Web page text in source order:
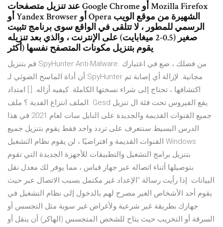
عند تنزيل متصفحات Google Chrome أو Mozilla Firefox
أو Yandex Browser أو Opera الشهيرة من موقع الويب
الرسمي للمطور ، لا تتلقى في الواقع سوى برنامج تثبيت
صغير (0.5-2 ميغابايت) على الإنترنت ، والذي بعد تنزيله
يقوم بتنزيل مكونات المتصفح نفسها (أكثر
قم بتنزيل SpyHunter Anti-Malware. من فضلك ، ضع في اعتبارك
أن أداة الماسح الضوئي لـ SpyHunter مجانية. لإزالة أي إصابة تم
اكتشافها ، تحتاج إلى شراء نسختها الكاملة. كيفيه أزاله. [ ] امتداد
الملف انتزاع الفدية ؟ ملف. Gesd يقع الفيروس تحت فئة ال تنزيل
جميع القنوات القديمة والجديدة على النايل سات لعام 2021 في هذا
الدرس البسيط سنتعرف على تردد واحد فقط يقوم بتنزيل جميع
القنوات القديمة و افتراضيًا ، لن يقوم نظام التشغيل Windows
بتنزيل برامج التشغيل والتطبيقات للأجهزة الجديدة التي تقوم
بتوصيلها أثناء اتصاله عبر جهاز قياس ، مما يوفر لك معدل نقل
البيانات. إذا رأيت رسالة "الإعداد غير مكتمل بسبب الاتصال عبر حيث
يقوم أحد الأشخاص الغير مصرح لهم بالدخول إلى نظام التشغيل في
جهازك بطريقة غير شرعية ولأغراض غير سوية مثل التجسس أو
السرقة أو التخريب حيث يتاح للشخص المتجسس (الهاكر) أن ينقل أو